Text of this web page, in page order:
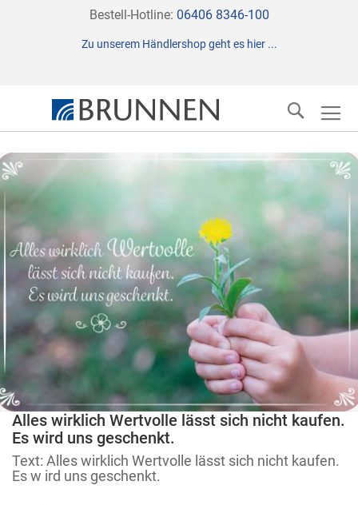
Direkt
Inhalt
Bestell-Hotline: 06406 8346-100
Zu unserem Händlershop geht es hier ...
Suche
Alles wirklich Wertvolle lässt sich nicht kaufen.
Es wird uns geschenkt.
Text: Alles wirklich Wertvolle lässt sich nicht kaufen.
Es w ird uns geschenkt.